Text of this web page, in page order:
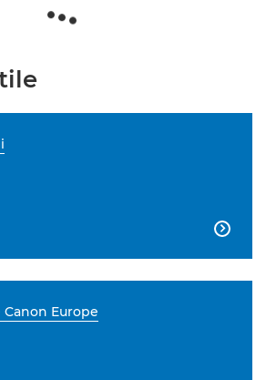

Canon Europe